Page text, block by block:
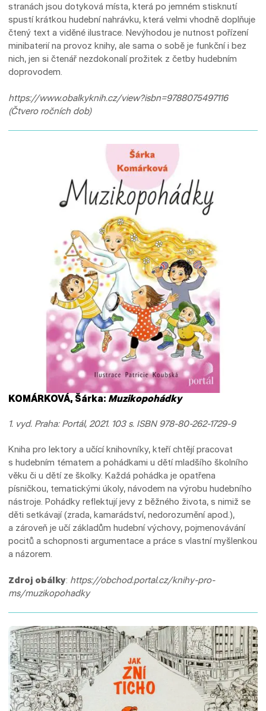
stranách jsou dotyková místa, která po jemném stisknutí
spustí krátkou hudební nahrávku, která velmi vhodně doplňuje
čtený text a viděné ilustrace. Nevýhodou je nutnost pořízení
minibaterií na provoz knihy, ale sama o sobě je funkční i bez
nich, jen si čtenář nezdokonalí prožitek z četby hudebním
doprovodem.
https://www.obalkyknih.cz/view?isbn=9788075497116
(Čtvero ročních dob)
KOMÁRKOVÁ, Šárka: Muzikopohádky
1. vyd. Praha: Portál, 2021. 103 s. ISBN 978-80-262-1729-9
Kniha pro lektory a učící knihovníky, kteří chtějí pracovat
s hudebním tématem a pohádkami u dětí mladšího školního
věku či u dětí ze školky. Každá pohádka je opatřena
písničkou, tematickými úkoly, návodem na výrobu hudebního
nástroje. Pohádky reflektují jevy z běžného života, s nimiž se
děti setkávají (zrada, kamarádství, nedorozumění apod.),
a zároveň je učí základům hudební výchovy, pojmenovávání
pocitů a schopnosti argumentace a práce s vlastní myšlenkou
a názorem.
Zdroj obálky: https://obchod.portal.cz/knihy-pro-
ms/muzikopohadky